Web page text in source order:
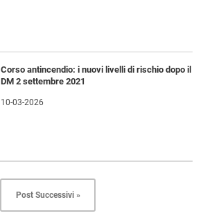
Corso antincendio: i nuovi livelli di rischio dopo il
DM 2 settembre 2021
10-03-2026
Post Successivi »